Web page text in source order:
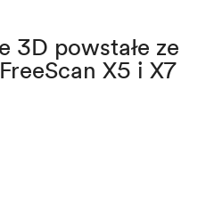
3D powstałe ze
X5 i X7